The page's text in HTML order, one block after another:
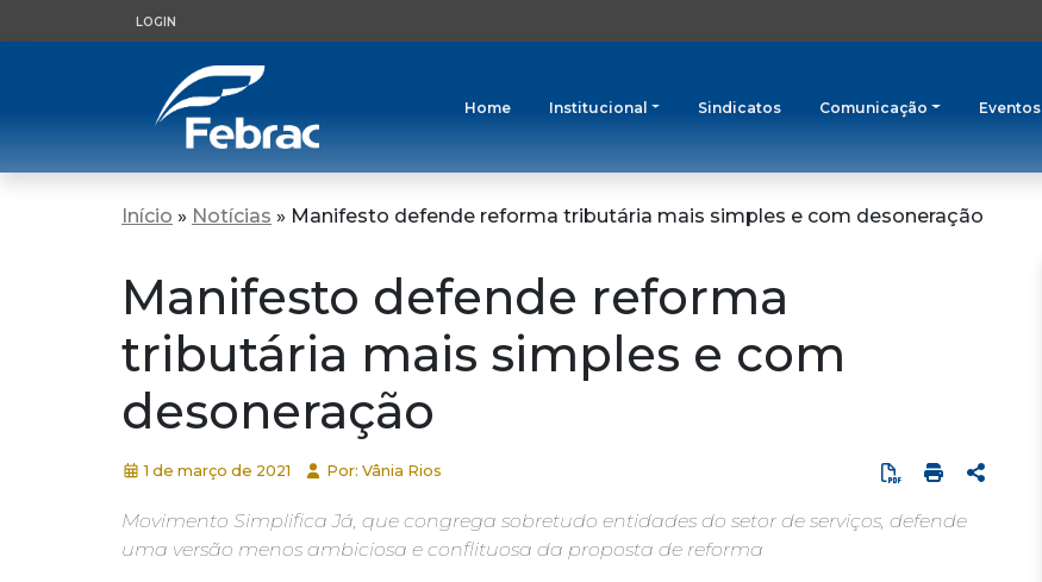
LOGIN
Home Institucional Sindicatos Comunicação Eventos
Início » Notícias » Manifesto defende reforma tributária mais simples e com desoneração
Manifesto defende reforma
tributária mais simples e com
desoneração
1 de março de 2021 Por: Vânia Rios
Movimento Simplifica Já, que congrega sobretudo entidades do setor de serviços, defende
uma versão menos ambiciosa e conflituosa da proposta de reforma